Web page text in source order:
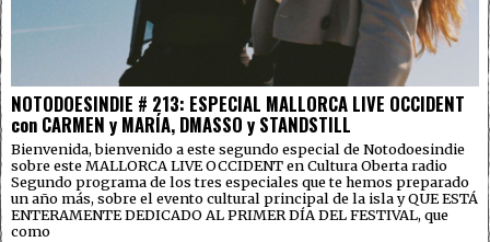
NOTODOESINDIE # 213: ESPECIAL MALLORCA LIVE OCCIDENT
con CARMEN y MARÍA, DMASSO y STANDSTILL
Bienvenida, bienvenido a este segundo especial de Notodoesindie
sobre este MALLORCA LIVE OCCIDENT en Cultura Oberta radio
Segundo programa de los tres especiales que te hemos preparado
un año más, sobre el evento cultural principal de la isla y QUE ESTÁ
ENTERAMENTE DEDICADO AL PRIMER DÍA DEL FESTIVAL, que
como